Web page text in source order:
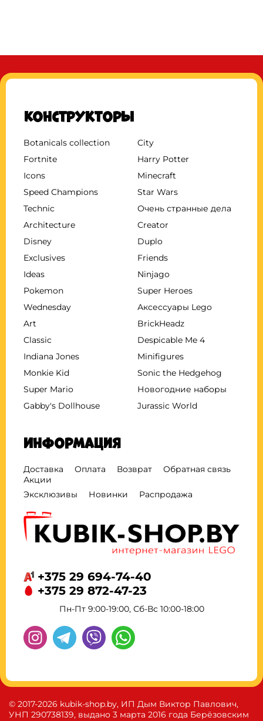
Конструкторы
Botanicals collection
City
Fortnite
Harry Potter
Icons
Minecraft
Speed Champions
Star Wars
Technic
Очень странные дела
Architecture
Creator
Disney
Duplo
Exclusives
Friends
Ideas
Ninjago
Pokemon
Super Heroes
Wednesday
Аксессуары Lego
Art
BrickHeadz
Classic
Despicable Me 4
Indiana Jones
Minifigures
Monkie Kid
Sonic the Hedgehog
Super Mario
Новогодние наборы
Gabby's Dollhouse
Jurassic World
Информация
Доставка Оплата Возврат
Обратная связь
Акции
Эксклюзивы
Новинки Распродажа
+375 29 694-74-40
+375 29 872-47-23
Пн-Пт 9:00-19:00, Сб-Вс 10:00-18:00
© 2017-2026 kubik-shop.by, ИП Дым Виктор Павлович,
УНП 290738139, выдано 3 марта 2016 года Берёзовским